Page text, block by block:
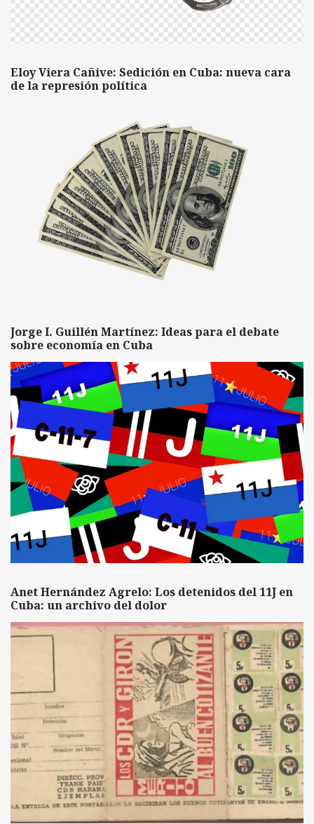
Eloy Viera Cañive: Sedición en Cuba: nueva cara
de la represión política
Jorge I. Guillén Martínez: Ideas para el debate
sobre economía en Cuba
Anet Hernández Agrelo: Los detenidos del 11J en
Cuba: un archivo del dolor